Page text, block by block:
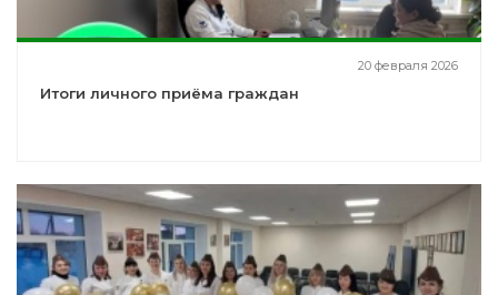
20 февраля 2026
Итоги личного приёма граждан